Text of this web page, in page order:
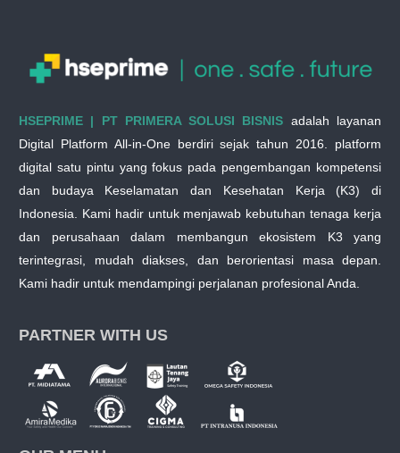
HSEPRIME | PT PRIMERA SOLUSI BISNIS adalah layanan
Digital Platform All-in-One berdiri sejak tahun 2016. platform
digital satu pintu yang fokus pada pengembangan kompetensi
dan budaya Keselamatan dan Kesehatan Kerja (K3) di
Indonesia. Kami hadir untuk menjawab kebutuhan tenaga kerja
dan perusahaan dalam membangun ekosistem K3 yang
terintegrasi, mudah diakses, dan berorientasi masa depan.
Kami hadir untuk mendampingi perjalanan profesional Anda.
PARTNER WITH US